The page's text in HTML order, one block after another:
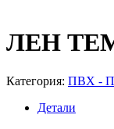
ЛЕН
Категория: ПВХ -
Детали